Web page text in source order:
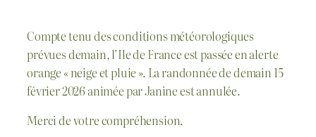
Compte tenu des conditions météorologiques
prévues demain, l’Ile de France est passée en alerte
orange « neige et pluie ». La randonnée de demain 15
février 2026 animée par Janine est annulée.
Merci de votre compréhension.